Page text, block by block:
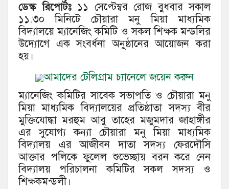
ডেস্ক রিপোর্টঃ১১ সেপ্টেম্বর রোজ বুধবার সকাল
১১.৩০ মিনিটে চৌয়ারা মনু মিয়া মাধ্যমিক
বিদ্যালয়ে ম্যানেজিং কমিটি ও সকল শিক্ষক মন্ডলির
উদ্যোগে এক সংবর্ধনা অনুষ্ঠানের আয়োজন করা
হয়।
আমাদের টেলিগ্রাম চ্যানেলে জয়েন করুন
ম্যানেজিং কমিটির সাবেক সভাপতি ও চৌয়ারা মনু
মিয়া মাধ্যমিক বিদ্যালয়ের প্রতিষ্ঠাতা সদস্য বীর
মুক্তিযোদ্ধা মরহুম আবু তাহের মজুমদার জাহাঙ্গীর
এর সুযোগ্য কন্যা চৌয়ারা মনু মিয়া মাধ্যমিক
বিদ্যালয় এর আজীবন দাতা সদস্য ফেরদৌসি
আক্তার পলিকে ফুলেল শুভেচ্ছায় বরন করে নেন
বিদ্যালয় পরিচালনা কমিটির সকল সদস্য ও
শিক্ষকমন্ডলী।